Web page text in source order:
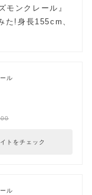
モンクレール』
た!身長155cm、
ル
トをチェック
ル